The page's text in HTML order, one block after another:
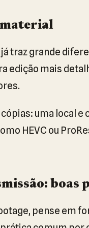
material
traz grande
edição mais
uma local e
HEVC ou
boas
pense em